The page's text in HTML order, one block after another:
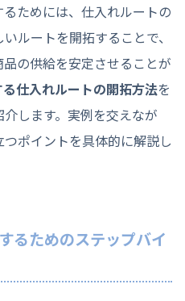
ためには、仕入れルートの
ルートを開拓することで、
の供給を安定させることが
仕入れルートの開拓方法を
します。実例を交えなが
ポイントを具体的に解説し
ためのステップバイ